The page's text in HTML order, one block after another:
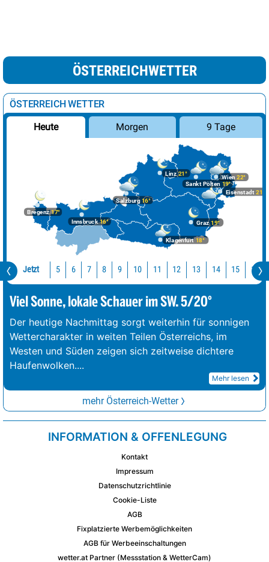
ÖSTERREICHWETTER
ÖSTERREICH WETTER
Heute Morgen 9 Tage
Bregenz17°
Graz19°
Innsbruck16°
Klagenfurt 18°
Linz21°
Salzburg16°
Wien 22°
Eisenstadt 21°
Sankt Pölten 19°
Jetzt 5 6 7 8 9 10 11 12 13 14 15 16
Viel Sonne, lokale Schauer im SW. 5/20°
Der heutige Nachmittag sorgt weiterhin für sonnigen
Wettercharakter in weiten Teilen Österreichs, im
Westen und Süden zeigen sich zeitweise dichtere
Haufenwolken....
Mehr lesen
mehr Österreich-Wetter
INFORMATION & OFFENLEGUNG
Kontakt
Impressum
Datenschutzrichtlinie
Cookie-Liste
AGB
Fixplatzierte Werbemöglichkeiten
AGB für Werbeeinschaltungen
wetter.at Partner (Messstation & WetterCam)